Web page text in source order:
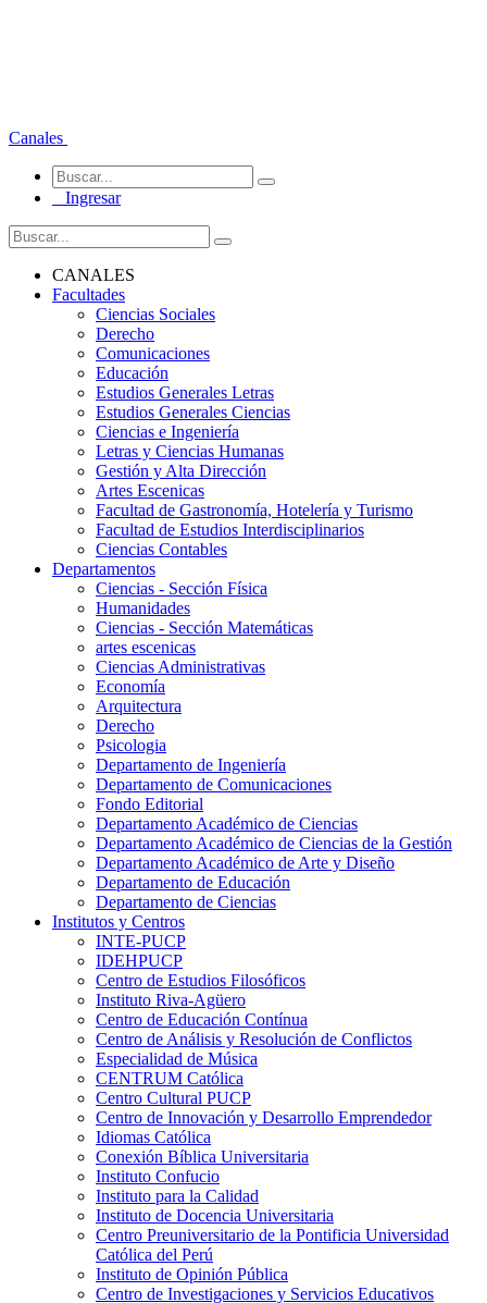
Canales
Ingresar
CANALES
Facultades
Ciencias Sociales
Derecho
Comunicaciones
Educación
Estudios Generales Letras
Estudios Generales Ciencias
Ciencias e Ingeniería
Letras y Ciencias Humanas
Gestión y Alta Dirección
Artes Escenicas
Facultad de Gastronomía, Hotelería y Turismo
Facultad de Estudios Interdisciplinarios
Ciencias Contables
Departamentos
Ciencias - Sección Física
Humanidades
Ciencias - Sección Matemáticas
artes escenicas
Ciencias Administrativas
Economía
Arquitectura
Derecho
Psicologia
Departamento de Ingeniería
Departamento de Comunicaciones
Fondo Editorial
Departamento Académico de Ciencias
Departamento Académico de Ciencias de la Gestión
Departamento Académico de Arte y Diseño
Departamento de Educación
Departamento de Ciencias
Institutos y Centros
INTE-PUCP
IDEHPUCP
Centro de Estudios Filosóficos
Instituto Riva-Agüero
Centro de Educación Contínua
Centro de Análisis y Resolución de Conflictos
Especialidad de Música
CENTRUM Católica
Centro Cultural PUCP
Centro de Innovación y Desarrollo Emprendedor
Idiomas Católica
Conexión Bíblica Universitaria
Instituto Confucio
Instituto para la Calidad
Instituto de Docencia Universitaria
Centro Preuniversitario de la Pontificia Universidad
Católica del Perú
Instituto de Opinión Pública
Centro de Investigaciones y Servicios Educativos